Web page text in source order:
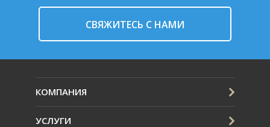
CВЯЖИТЕСЬ С НАМИ
КОМПАНИЯ
УСЛУГИ